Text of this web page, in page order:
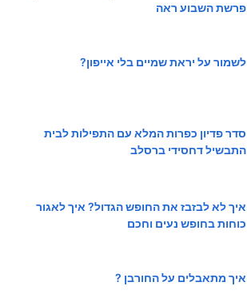
פרשת השבוע ראה
לשמור על יראת שמיים בלי אייפון?
סדר פדיון כפרות המלא עם התפילות לבית
התבשיל דחסידי ברסלב
איך לא לבזבז את החופש הגדול? איך לאגור
כוחות בחופש נעים וחכם
איך מתאבלים על החורבן ?